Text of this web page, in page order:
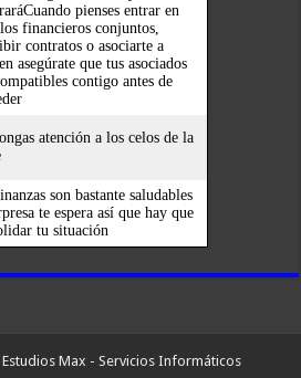
Estudios Max - Servicios Informáticos